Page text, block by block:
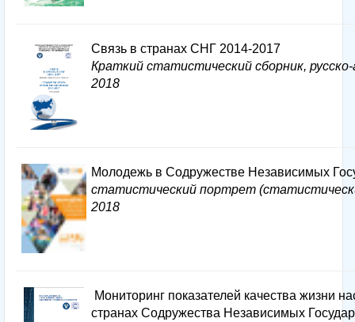
Связь в странах СНГ 2014-2017
Краткий статистический сборник, русско-
2018
Молодежь в Содружестве Независимых
статистический портрет
2018
Мониторинг показателей качества жизни
странах Содружества Независимых